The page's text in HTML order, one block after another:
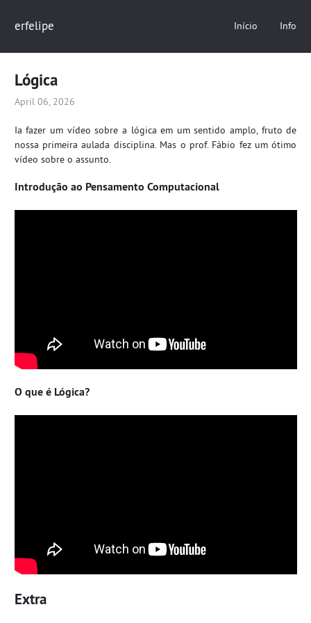
erfelipe Início Info
Lógica
April 06, 2026
Ia fazer um vídeo sobre a lógica em um sentido amplo, fruto de
nossa primeira aulada disciplina. Mas o prof. Fábio fez um ótimo
vídeo sobre o assunto.
Introdução ao Pensamento Computacional
O que é Lógica?
Extra